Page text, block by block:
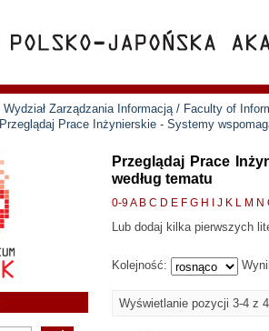
Wydział Zarządzania Informacją / Faculty of
Przeglądaj Prace Inżynierskie - Systemy
Przeglądaj Prace
według tematu
0-9A B C D E F G H J K L M N
Lub dodaj kilka pierwszych
Kolejność:
Wyświetlanie pozycji 3-4 z 4